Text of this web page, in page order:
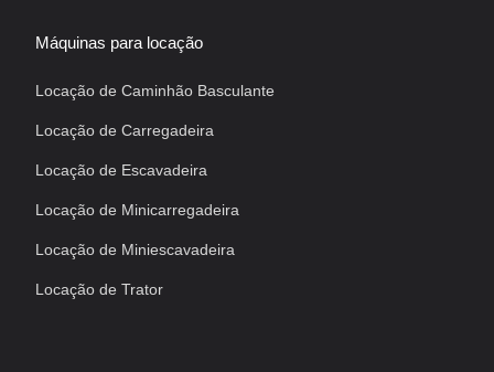
Máquinas para locação
Locação de Caminhão Basculante
Locação de Carregadeira
Locação de Escavadeira
Locação de Minicarregadeira
Locação de Miniescavadeira
Locação de Trator